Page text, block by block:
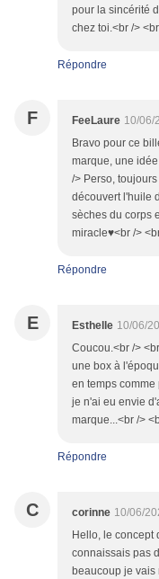
pour la sincérité
chez toi.<br />
Répondre
F FeeLaure 10/06/
Bravo pour ce
marque, une
/> Perso,
découvert l'huile
sèches du corps
miracle♥<br />
Répondre
E Esthelle 10/06/
Coucou.<br />
une box à
en temps
je n'ai eu envie
marque...<br />
Répondre
C corinne 10/06/
Hello, le concept
connaissais pas
beaucoup je vais